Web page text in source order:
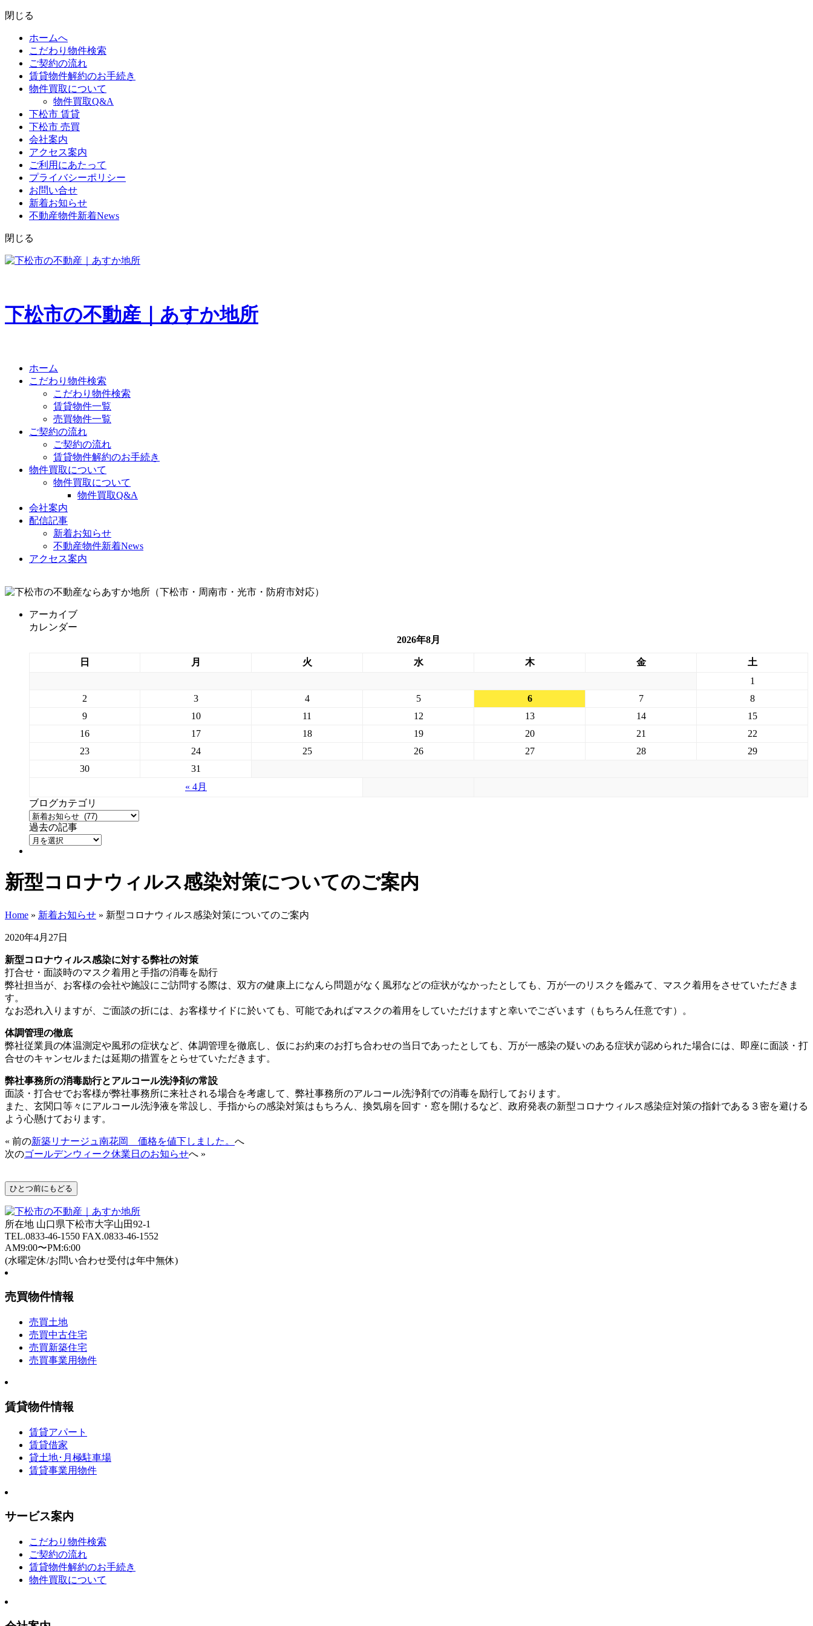
閉じる
ホームへ
こだわり物件検索
ご契約の流れ
賃貸物件解約のお手続き
物件買取について
物件買取Q&A
下松市 賃貸
下松市 売買
会社案内
アクセス案内
ご利用にあたって
プライバシーポリシー
お問い合せ
新着お知らせ
不動産物件新着News
閉じる
下松市の不動産｜あすか地所
ホーム
こだわり物件検索
こだわり物件検索
賃貸物件一覧
売買物件一覧
ご契約の流れ
ご契約の流れ
賃貸物件解約のお手続き
物件買取について
物件買取について
物件買取Q&A
会社案内
配信記事
新着お知らせ
不動産物件新着News
アクセス案内
アーカイブ
カレンダー
2026年8月
日 月 火 水 木 金 土
« 4月
1
2
3 4 5 6 7
8
9
10 11 12 13 14
15
16
17 18 19 20 21
22
23
24 25 26 27 28
29
30
31
ブログカテゴリ
過去の記事
新型コロナウィルス感染対策についてのご案内
Home » 新着お知らせ » 新型コロナウィルス感染対策についてのご案内
2020年4月27日
新型コロナウィルス感染に対する弊社の対策
打合せ・面談時のマスク着用と手指の消毒を励行
弊社担当が、お客様の会社や施設にご訪問する際は、双方の健康上になんら問題がなく風邪などの症状がなかったとしても、万が一のリスクを鑑みて、マスク着用をさせていただきま
す。
なお恐れ入りますが、ご面談の折には、お客様サイドに於いても、可能であればマスクの着用をしていただけますと幸いでございます（もちろん任意です）。
体調管理の徹底
弊社従業員の体温測定や風邪の症状など、体調管理を徹底し、仮にお約束のお打ち合わせの当日であったとしても、万が一感染の疑いのある症状が認められた場合には、即座に面談・打
合せのキャンセルまたは延期の措置をとらせていただきます。
弊社事務所の消毒励行とアルコール洗浄剤の常設
面談・打合せでお客様が弊社事務所に来社される場合を考慮して、弊社事務所のアルコール洗浄剤での消毒を励行しております。
また、玄関口等々にアルコール洗浄液を常設し、手指からの感染対策はもちろん、換気扇を回す・窓を開けるなど、政府発表の新型コロナウィルス感染症対策の指針である３密を避ける
よう心懸けております。
« 前の新築リナージュ南花岡 価格を値下しました。 へ
次のゴールデンウィーク休業日のお知らせへ »
所在地 山口県下松市大字山田92-1
TEL.0833-46-1550 FAX.0833-46-1552
AM9:00〜PM:6:00
(水曜定休/お問い合わせ受付は年中無休)
売買物件情報
売買土地
売買中古住宅
売買新築住宅
売買事業用物件
賃貸物件情報
賃貸アパート
賃貸借家
貸土地･月極駐車場
賃貸事業用物件
サービス案内
こだわり物件検索
ご契約の流れ
賃貸物件解約のお手続き
物件買取について